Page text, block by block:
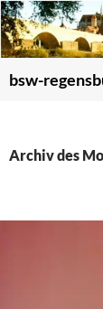
Zum
Inhalt
springen
bsw-
Archiv des